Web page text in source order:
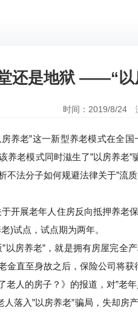
还是地狱 ——“以
时间：2019/8/24
老”这一新型养老模式在全
养老模式同时滋生了”以房养老
法分子如何规避法律关于”流
开展老年人住房反向抵押养
)试点，试点期为两年。
”以房养老”，就是拥有房屋完
金直至身故之后，保险公司将
老人的房子？》的报道，对”老
落入”以房养老”骗局，失却